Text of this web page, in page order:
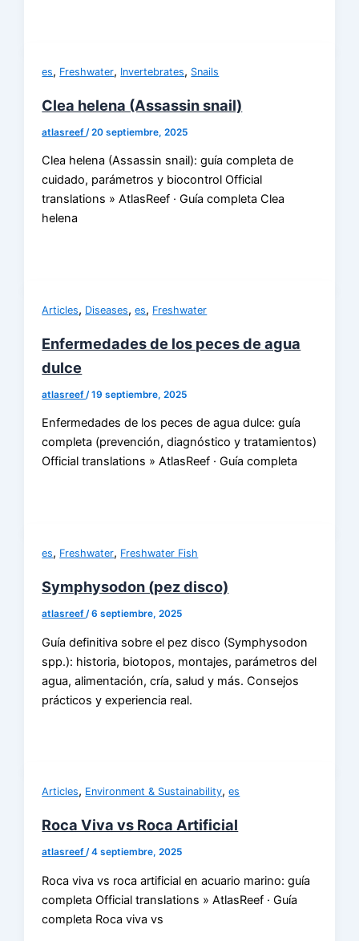
es, Freshwater, Invertebrates, Snails
Clea helena (Assassin snail)
atlasreef /20 septiembre, 2025
Clea helena (Assassin snail): guía completa de
cuidado, parámetros y biocontrol Official
translations » AtlasReef · Guía completa Clea
helena
Articles, Diseases,es, Freshwater
Enfermedades de los peces de agua
dulce
atlasreef/19 septiembre, 2025
Enfermedades de los peces de agua dulce: guía
completa (prevención, diagnóstico y tratamientos)
Official translations » AtlasReef · Guía completa
es, Freshwater, Freshwater Fish
Symphysodon (pez disco)
atlasreef/6 septiembre, 2025
Guía definitiva sobre el pez disco (Symphysodon
spp.): historia, biotopos, montajes, parámetros del
agua, alimentación, cría, salud y más. Consejos
prácticos y experiencia real.
Articles, Environment & Sustainability,es
Roca Viva vs Roca Artificial
atlasreef/4 septiembre, 2025
Roca viva vs roca artificial en acuario marino: guía
completa Official translations » AtlasReef · Guía
completa Roca viva vs